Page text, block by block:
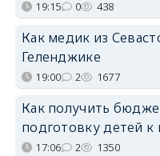
19:15 0 438
Как медик из
Геленджике
19:00 2 1677
Как получить
подготовку детей к
17:06 2 1350